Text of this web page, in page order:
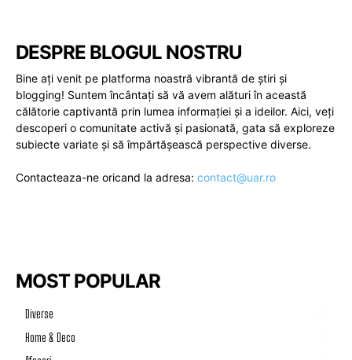
DESPRE BLOGUL NOSTRU
Bine ați venit pe platforma noastră vibrantă de știri și
blogging! Suntem încântați să vă avem alături în această
călătorie captivantă prin lumea informației și a ideilor. Aici, veți
descoperi o comunitate activă și pasionată, gata să exploreze
subiecte variate și să împărtășească perspective diverse.
Contacteaza-ne oricand la adresa: contact@uar.ro
MOST POPULAR
Diverse
Home & Deco